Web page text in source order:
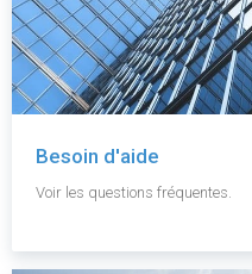
Besoin d'aide
Voir les questions fréquentes.